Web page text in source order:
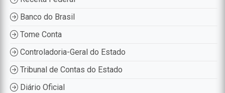
Banco do Brasil
Tome Conta
Controladoria-Geral do Estado
Tribunal de Contas do Estado
Diário Oficial